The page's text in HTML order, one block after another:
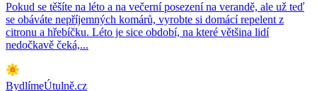
Pokud se těšíte na léto a na večerní posezení na verandě, ale už teď
se obáváte nepříjemných komárů, vyrobte si domácí repelent z
citronu a hřebíčku. Léto je sice období, na které většina lidí
nedočkavě čeká,...
BydlímeÚtulně.cz